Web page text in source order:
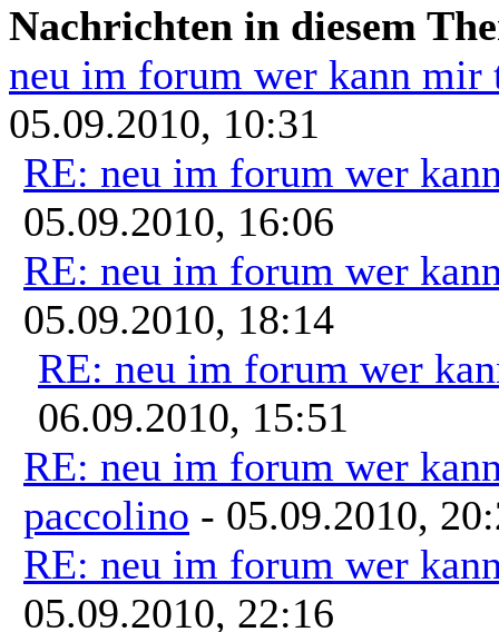
Nachrichten in diesem
neu im forum wer kann mir
05.09.2010, 10:31
RE: neu im forum wer
05.09.2010, 16:06
RE: neu im forum wer
05.09.2010, 18:14
RE: neu im forum wer
06.09.2010, 15:51
RE: neu im forum wer
paccolino - 05.09.2010,
RE: neu im forum wer
05.09.2010, 22:16